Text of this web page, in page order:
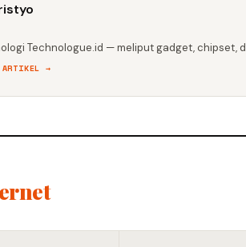
Technologue.id — meliput gadget, chipset,
ARTIKEL →